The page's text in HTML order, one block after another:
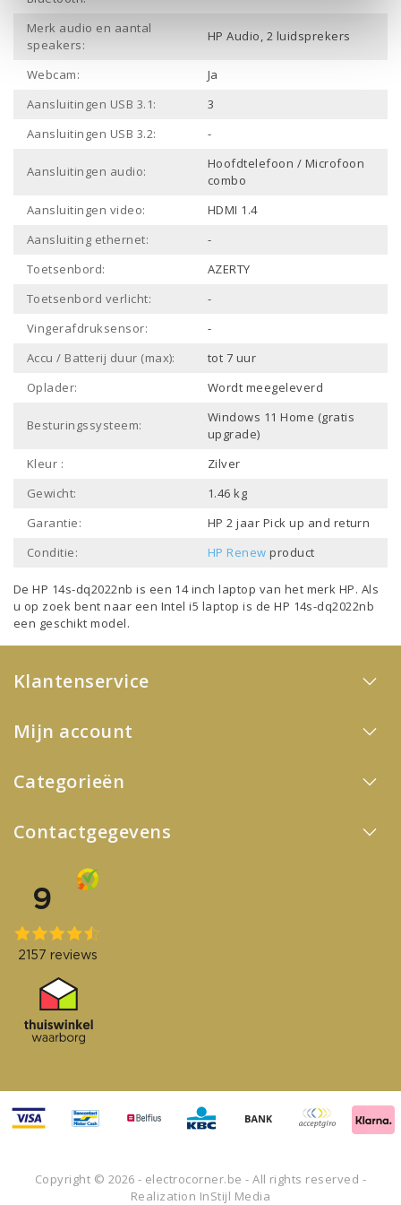
Merk audio en aantal
speakers:
HP Audio, 2 luidsprekers
Webcam:
Ja
Aansluitingen USB 3.1:
3
Aansluitingen USB 3.2:
-
Aansluitingen audio:
Hoofdtelefoon / Microfoon
combo
Aansluitingen video:
HDMI 1.4
Aansluiting ethernet:
-
Toetsenbord:
AZERTY
Toetsenbord verlicht:
-
Vingerafdruksensor:
-
Accu / Batterij duur (max):
tot 7 uur
Oplader:
Wordt meegeleverd
Besturingssysteem:
Windows 11 Home (gratis
upgrade)
Kleur :
Zilver
Gewicht:
1.46 kg
Garantie:
HP 2 jaar Pick up and return
Conditie:
HP Renew product
De HP 14s-dq2022nb is een 14 inch laptop van het merk HP. Als
u op zoek bent naar een Intel i5 laptopis de HP 14s-dq2022nb
een geschikt model.
Klantenservice
Mijn account
Categorieën
Contactgegevens
Copyright © 2026 - electrocorner.be - All rights reserved -
Realization InStijl Media